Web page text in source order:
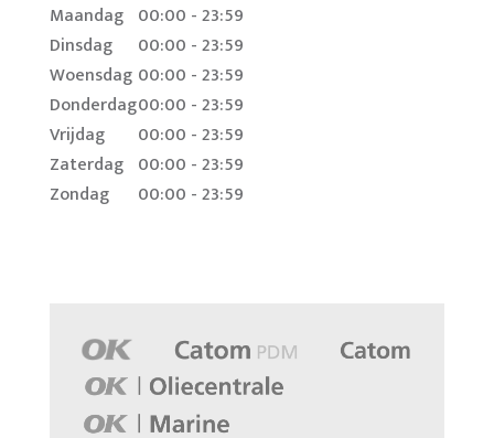
Maandag 00:00 - 23:59
Dinsdag
00:00 - 23:59
Woensdag 00:00 - 23:59
Donderdag00:00 - 23:59
Vrijdag
00:00 - 23:59
Zaterdag 00:00 - 23:59
Zondag
00:00 - 23:59